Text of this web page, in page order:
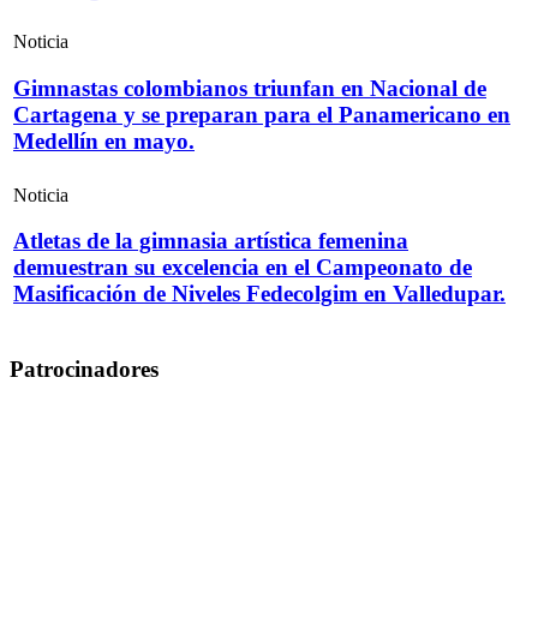
Noticia
Gimnastas colombianos triunfan en Nacional de
Cartagena y se preparan para el Panamericano en
Medellín en mayo.
Noticia
Atletas de la gimnasia artística femenina
demuestran su excelencia en el Campeonato de
Masificación de Niveles Fedecolgim en Valledupar.
Patrocinadores